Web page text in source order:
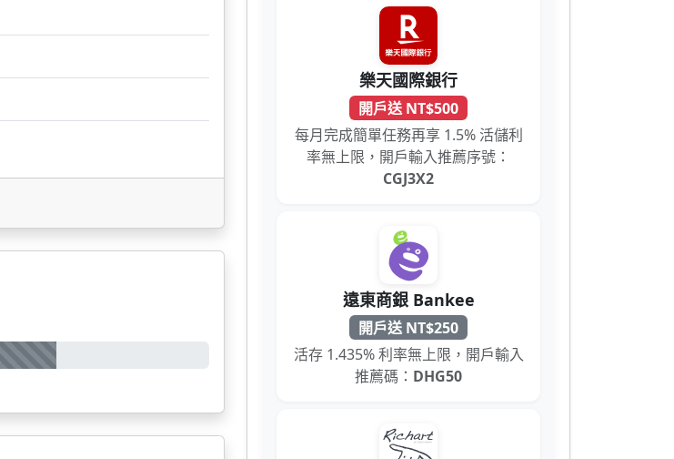
樂天國際銀行
開戶送 NT$500
每月完成簡單任務再享 1.5% 活儲利
率無上限，開戶輸入推薦序號：
CGJ3X2
遠東商銀 Bankee
開戶送 NT$250
活存 1.435% 利率無上限，開戶輸入
推薦碼： DHG50